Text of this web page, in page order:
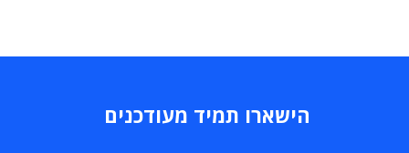
הישארו תמיד מעודכנים